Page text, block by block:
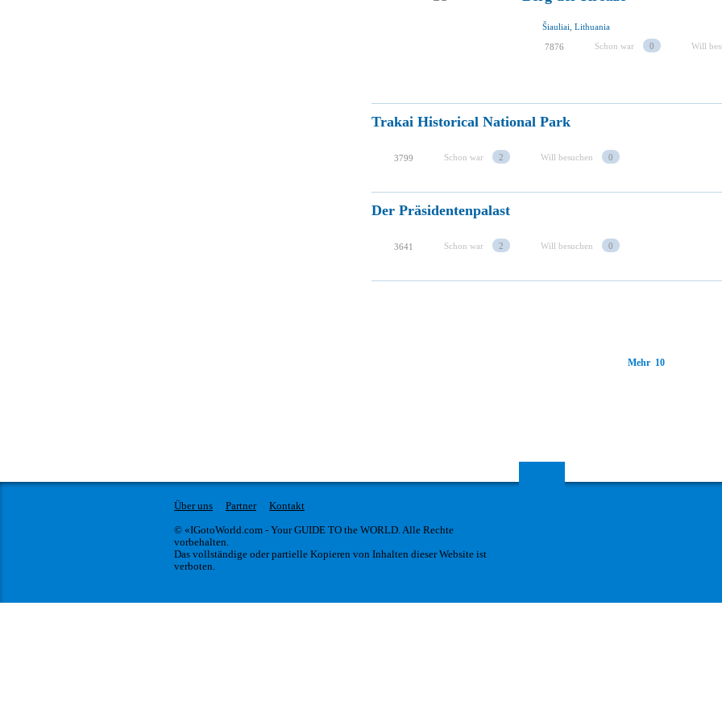
Šiauliai, Lithuania
7876 Schon war 0 Will
Trakai Historical National Park
3799 Schon war 2 Will besuchen 0
Der Präsidentenpalast
3641 Schon war 2 Will besuchen 0
Mehr 10
Über uns Partner
Kontakt
© «IGotoWorld.com - Your GUIDE TO the WORLD. Alle Rechte
vorbehalten.
Das vollständige oder partielle Kopieren von Inhalten dieser Website ist
verboten.